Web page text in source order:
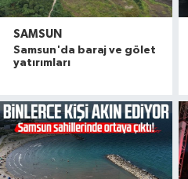
SAMSUN
Samsun'da baraj ve gölet
yatırımları